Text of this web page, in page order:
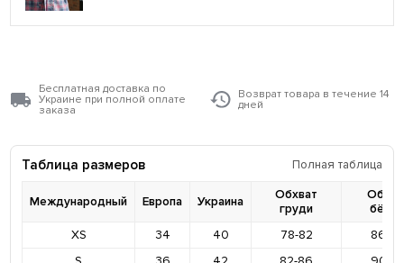
Бесплатная доставка по
Украине при полной оплате
заказа
Возврат товара в течение 14
дней
Таблица размеров Полная таблица
Международный Европа Украина
Обхват
груди
XS
34 40 78-82
86-